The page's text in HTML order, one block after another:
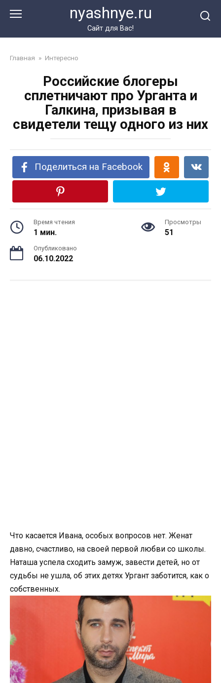
nyashnye.ru
Сайт для Вас!
Главная » Интересно
Российские блогеры
сплетничают про Урганта и
Галкина, призывая в
свидетели тещу одного из них
Поделиться на Facebook
Время чтения
1 мин.
Просмотры
51
Опубликовано
06.10.2022
Что касается Ивана, особых вопросов нет. Женат
давно, счастливо, на своей первой любви со школы.
Наташа успела сходить замуж, завести детей, но от
судьбы не ушла, об этих детях Ургант заботится, как о
собственных.